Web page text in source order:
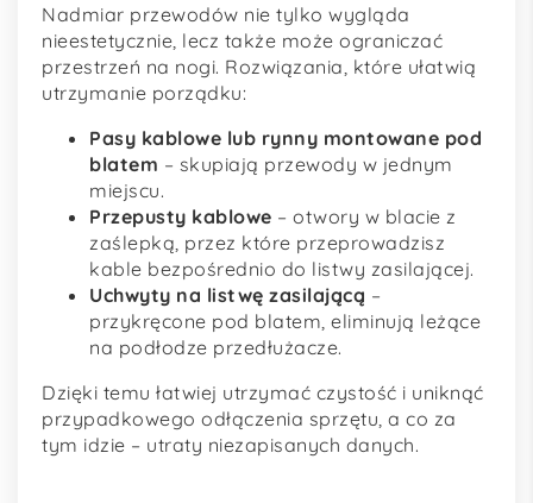
Nadmiar przewodów nie tylko wygląda
nieestetycznie, lecz także może ograniczać
przestrzeń na nogi. Rozwiązania, które ułatwią
utrzymanie porządku:
Pasy kablowe lub rynny montowane pod
blatem – skupiają przewody w jednym
miejscu.
Przepusty kablowe – otwory w blacie z
zaślepką, przez które przeprowadzisz
kable bezpośrednio do listwy zasilającej.
Uchwyty na listwę zasilającą –
przykręcone pod blatem, eliminują leżące
na podłodze przedłużacze.
Dzięki temu łatwiej utrzymać czystość i uniknąć
przypadkowego odłączenia sprzętu, a co za
tym idzie – utraty niezapisanych danych.